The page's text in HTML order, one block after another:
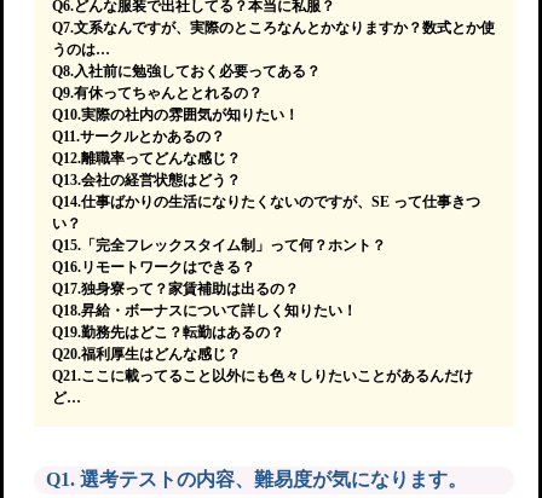
Q6.どんな服装で出社してる？本当に私服？
Q7.文系なんですが、実際のところなんとかなりますか？数式とか使
うのは…
Q8.入社前に勉強しておく必要ってある？
Q9.有休ってちゃんととれるの？
Q10.実際の社内の雰囲気が知りたい！
Q11.サークルとかあるの？
Q12.離職率ってどんな感じ？
Q13.会社の経営状態はどう？
Q14.仕事ばかりの生活になりたくないのですが、SE って仕事きつ
い？
Q15.「完全フレックスタイム制」って何？ホント？
Q16.リモートワークはできる？
Q17.独身寮って？家賃補助は出るの？
Q18.昇給・ボーナスについて詳しく知りたい！
Q19.勤務先はどこ？転勤はあるの？
Q20.福利厚生はどんな感じ？
Q21.ここに載ってること以外にも色々しりたいことがあるんだけ
ど…
Q1. 選考テストの内容、難易度が気になります。